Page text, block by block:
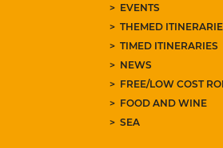
EVENTS
THEMED
TIMED ITINERARIES
NEWS
FREE/LOW COST
FOOD AND WINE
SEA